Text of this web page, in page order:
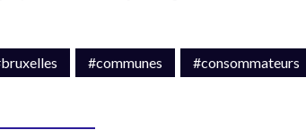
#communes #consommateurs